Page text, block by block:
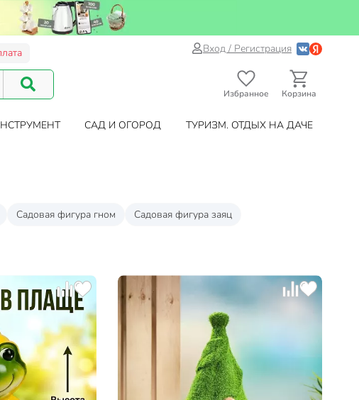
Вход / Регистрация
Избранное Корзина
САД И ОГОРОД ТУРИЗМ. ОТДЫХ НА ДАЧЕ
Садовая фигура гном Садовая фигура заяц